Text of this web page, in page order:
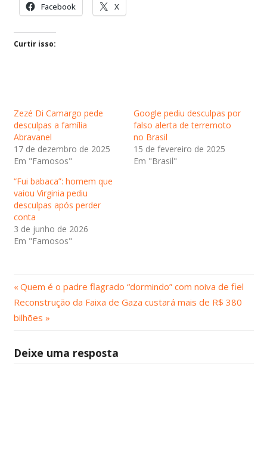
Facebook X
Curtir isso:
Zezé Di Camargo pede
desculpas a família
Abravanel
17 de dezembro de 2025
Em "Famosos"
Google pediu desculpas por
falso alerta de terremoto
no Brasil
15 de fevereiro de 2025
Em "Brasil"
“Fui babaca”: homem que
vaiou Virginia pediu
desculpas após perder
conta
3 de junho de 2026
Em "Famosos"
Navegação
de
Post
Anterior:
Quem é o padre flagrado “dormindo” com noiva de fiel
Próximo
Post:
Reconstrução da Faixa de Gaza custará mais de R$ 380
bilhões
Deixe uma resposta